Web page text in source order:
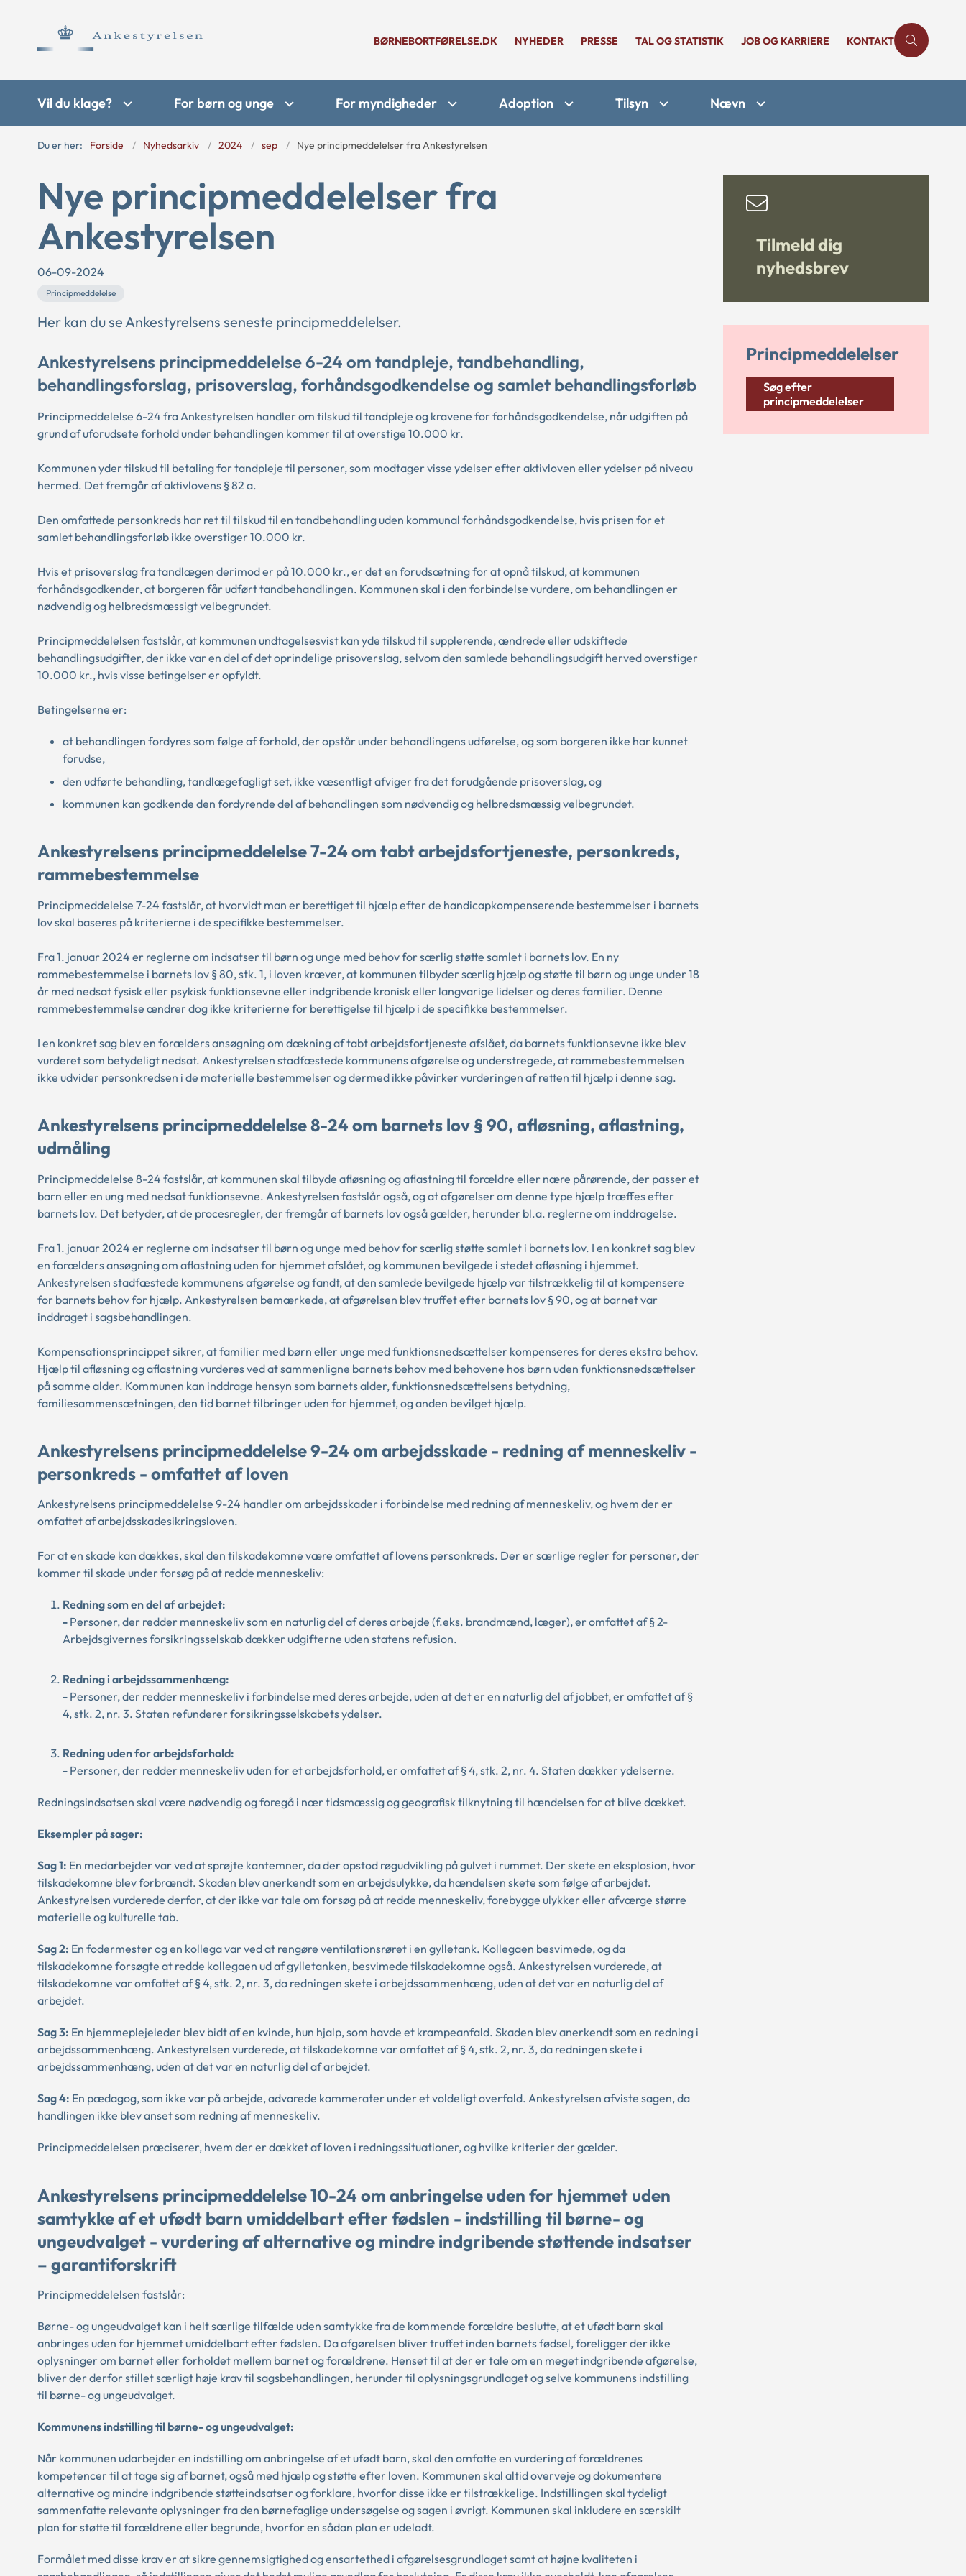
BØRNEBORTFØRELSE.DK NYHEDER PRESSE TAL OG STATISTIK JOB OG KARRIERE KONTAKT
Vil du klage? For børn og unge For myndigheder Adoption Tilsyn Nævn
Du er her: Forside Nyhedsarkiv 2024 sep Nye principmeddelelser fra Ankestyrelsen
Nye principmeddelelser fra
Ankestyrelsen
06-09-2024
Principmeddelelse
Her kan du se Ankestyrelsens seneste principmeddelelser.
Ankestyrelsens principmeddelelse 6-24 om tandpleje, tandbehandling,
behandlingsforslag, prisoverslag, forhåndsgodkendelse og samlet behandlingsforløb
Principmeddelelse 6-24 fra Ankestyrelsen handler om tilskud til tandpleje og kravene for forhåndsgodkendelse, når udgiften på
grund af uforudsete forhold under behandlingen kommer til at overstige 10.000 kr.
Kommunen yder tilskud til betaling for tandpleje til personer, som modtager visse ydelser efter aktivloven eller ydelser på niveau
hermed. Det fremgår af aktivlovens § 82 a.
Den omfattede personkreds har ret til tilskud til en tandbehandling uden kommunal forhåndsgodkendelse, hvis prisen for et
samlet behandlingsforløb ikke overstiger 10.000 kr.
Hvis et prisoverslag fra tandlægen derimod er på 10.000 kr., er det en forudsætning for at opnå tilskud, at kommunen
forhåndsgodkender, at borgeren får udført tandbehandlingen. Kommunen skal i den forbindelse vurdere, om behandlingen er
nødvendig og helbredsmæssigt velbegrundet.
Principmeddelelsen fastslår, at kommunen undtagelsesvist kan yde tilskud til supplerende, ændrede eller udskiftede
behandlingsudgifter, der ikke var en del af det oprindelige prisoverslag, selvom den samlede behandlingsudgift herved overstiger
10.000 kr., hvis visse betingelser er opfyldt.
Betingelserne er:
at behandlingen fordyres som følge af forhold, der opstår under behandlingens udførelse, og som borgeren ikke har kunnet
forudse,
den udførte behandling, tandlægefagligt set, ikke væsentligt afviger fra det forudgående prisoverslag, og
kommunen kan godkende den fordyrende del af behandlingen som nødvendig og helbredsmæssig velbegrundet.
Ankestyrelsens principmeddelelse 7-24 om tabt arbejdsfortjeneste, personkreds,
rammebestemmelse
Principmeddelelse 7-24 fastslår, at hvorvidt man er berettiget til hjælp efter de handicapkompenserende bestemmelser i barnets
lov skal baseres på kriterierne i de specifikke bestemmelser.
Fra 1. januar 2024 er reglerne om indsatser til børn og unge med behov for særlig støtte samlet i barnets lov. En ny
rammebestemmelse i barnets lov § 80, stk. 1, i loven kræver, at kommunen tilbyder særlig hjælp og støtte til børn og unge under 18
år med nedsat fysisk eller psykisk funktionsevne eller indgribende kronisk eller langvarige lidelser og deres familier. Denne
rammebestemmelse ændrer dog ikke kriterierne for berettigelse til hjælp i de specifikke bestemmelser.
I en konkret sag blev en forælders ansøgning om dækning af tabt arbejdsfortjeneste afslået, da barnets funktionsevne ikke blev
vurderet som betydeligt nedsat. Ankestyrelsen stadfæstede kommunens afgørelse og understregede, at rammebestemmelsen
ikke udvider personkredsen i de materielle bestemmelser og dermed ikke påvirker vurderingen af retten til hjælp i denne sag.
Ankestyrelsens principmeddelelse 8-24 om barnets lov § 90, afløsning, aflastning,
udmåling
Principmeddelelse 8-24 fastslår, at kommunen skal tilbyde afløsning og aflastning til forældre eller nære pårørende, der passer et
barn eller en ung med nedsat funktionsevne. Ankestyrelsen fastslår også, og at afgørelser om denne type hjælp træffes efter
barnets lov. Det betyder, at de procesregler, der fremgår af barnets lov også gælder, herunder bl.a. reglerne om inddragelse.
Fra 1. januar 2024 er reglerne om indsatser til børn og unge med behov for særlig støtte samlet i barnets lov. I en konkret sag blev
en forælders ansøgning om aflastning uden for hjemmet afslået, og kommunen bevilgede i stedet afløsning i hjemmet.
Ankestyrelsen stadfæstede kommunens afgørelse og fandt, at den samlede bevilgede hjælp var tilstrækkelig til at kompensere
for barnets behov for hjælp. Ankestyrelsen bemærkede, at afgørelsen blev truffet efter barnets lov § 90, og at barnet var
inddraget i sagsbehandlingen.
Kompensationsprincippet sikrer, at familier med børn eller unge med funktionsnedsættelser kompenseres for deres ekstra behov.
Hjælp til afløsning og aflastning vurderes ved at sammenligne barnets behov med behovene hos børn uden funktionsnedsættelser
på samme alder. Kommunen kan inddrage hensyn som barnets alder, funktionsnedsættelsens betydning,
familiesammensætningen, den tid barnet tilbringer uden for hjemmet, og anden bevilget hjælp.
Ankestyrelsens principmeddelelse 9-24 om arbejdsskade - redning af menneskeliv -
personkreds - omfattet af loven
Ankestyrelsens principmeddelelse 9-24 handler om arbejdsskader i forbindelse med redning af menneskeliv, og hvem der er
omfattet af arbejdsskadesikringsloven.
For at en skade kan dækkes, skal den tilskadekomne være omfattet af lovens personkreds. Der er særlige regler for personer, der
kommer til skade under forsøg på at redde menneskeliv:
Redning som en del af arbejdet:
- Personer, der redder menneskeliv som en naturlig del af deres arbejde (f.eks. brandmænd, læger), er omfattet af § 2-
Arbejdsgivernes forsikringsselskab dækker udgifterne uden statens refusion.
Redning i arbejdssammenhæng:
- Personer, der redder menneskeliv i forbindelse med deres arbejde, uden at det er en naturlig del af jobbet, er omfattet af §
4, stk. 2, nr. 3. Staten refunderer forsikringsselskabets ydelser.
Redning uden for arbejdsforhold:
- Personer, der redder menneskeliv uden for et arbejdsforhold, er omfattet af § 4, stk. 2, nr. 4. Staten dækker ydelserne.
Redningsindsatsen skal være nødvendig og foregå i nær tidsmæssig og geografisk tilknytning til hændelsen for at blive dækket.
Eksempler på sager:
Sag 1: En medarbejder var ved at sprøjte kantemner, da der opstod røgudvikling på gulvet i rummet. Der skete en eksplosion, hvor
tilskadekomne blev forbrændt. Skaden blev anerkendt som en arbejdsulykke, da hændelsen skete som følge af arbejdet.
Ankestyrelsen vurderede derfor, at der ikke var tale om forsøg på at redde menneskeliv, forebygge ulykker eller afværge større
materielle og kulturelle tab.
Sag 2: En fodermester og en kollega var ved at rengøre ventilationsrøret i en gylletank. Kollegaen besvimede, og da
tilskadekomne forsøgte at redde kollegaen ud af gylletanken, besvimede tilskadekomne også. Ankestyrelsen vurderede, at
tilskadekomne var omfattet af § 4, stk. 2, nr. 3, da redningen skete i arbejdssammenhæng, uden at det var en naturlig del af
arbejdet.
Sag 3: En hjemmeplejeleder blev bidt af en kvinde, hun hjalp, som havde et krampeanfald. Skaden blev anerkendt som en redning i
arbejdssammenhæng. Ankestyrelsen vurderede, at tilskadekomne var omfattet af § 4, stk. 2, nr. 3, da redningen skete i
arbejdssammenhæng, uden at det var en naturlig del af arbejdet.
Sag 4: En pædagog, som ikke var på arbejde, advarede kammerater under et voldeligt overfald. Ankestyrelsen afviste sagen, da
handlingen ikke blev anset som redning af menneskeliv.
Principmeddelelsen præciserer, hvem der er dækket af loven i redningssituationer, og hvilke kriterier der gælder.
Ankestyrelsens principmeddelelse 10-24 om anbringelse uden for hjemmet uden
samtykke af et ufødt barn umiddelbart efter fødslen - indstilling til børne- og
ungeudvalget - vurdering af alternative og mindre indgribende støttende indsatser
– garantiforskrift
Principmeddelelsen fastslår:
Børne- og ungeudvalget kan i helt særlige tilfælde uden samtykke fra de kommende forældre beslutte, at et ufødt barn skal
anbringes uden for hjemmet umiddelbart efter fødslen. Da afgørelsen bliver truffet inden barnets fødsel, foreligger der ikke
oplysninger om barnet eller forholdet mellem barnet og forældrene. Henset til at der er tale om en meget indgribende afgørelse,
bliver der derfor stillet særligt høje krav til sagsbehandlingen, herunder til oplysningsgrundlaget og selve kommunens indstilling
til børne- og ungeudvalget.
Kommunens indstilling til børne- og ungeudvalget:
Når kommunen udarbejder en indstilling om anbringelse af et ufødt barn, skal den omfatte en vurdering af forældrenes
kompetencer til at tage sig af barnet, også med hjælp og støtte efter loven. Kommunen skal altid overveje og dokumentere
alternative og mindre indgribende støtteindsatser og forklare, hvorfor disse ikke er tilstrækkelige. Indstillingen skal tydeligt
sammenfatte relevante oplysninger fra den børnefaglige undersøgelse og sagen i øvrigt. Kommunen skal inkludere en særskilt
plan for støtte til forældrene eller begrunde, hvorfor en sådan plan er udeladt.
Formålet med disse krav er at sikre gennemsigtighed og ensartethed i afgørelsesgrundlaget samt at højne kvaliteten i
Tilmeld dig
nyhedsbrev
Principmeddelelser
Søg efter
principmeddelelser